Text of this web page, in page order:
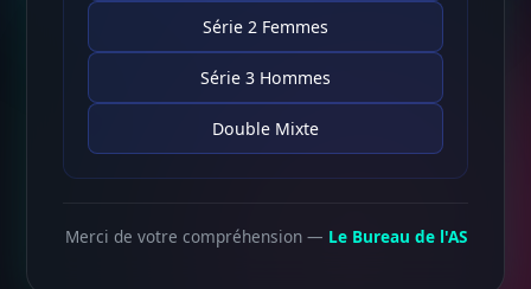
Série 2 Femmes
Série 3 Hommes
Double Mixte
Merci de votre compréhension — Le Bureau de l'AS